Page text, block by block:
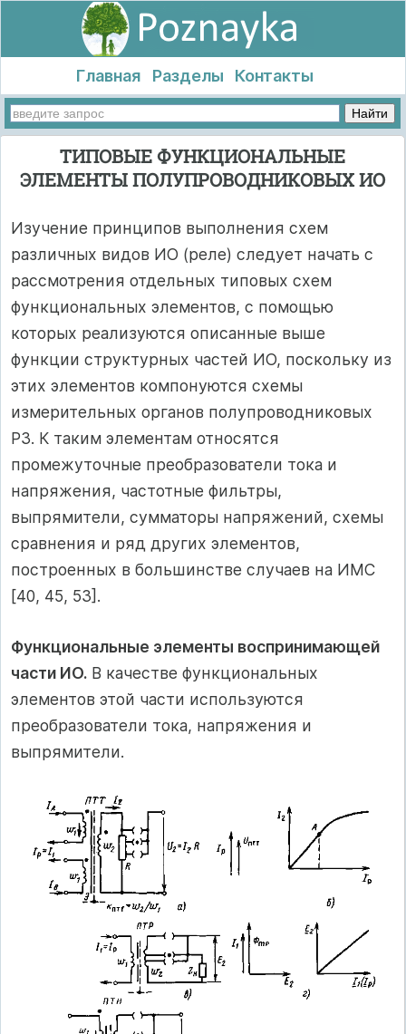
Главная Разделы Контакты
ТИПОВЫЕ ФУНКЦИОНАЛЬНЫЕ
ЭЛЕМЕНТЫ ПОЛУПРОВОДНИКОВЫХ ИО
Изучение принципов выполнения схем
различных видов ИО (реле) следует начать с
рассмотрения отдельных типовых схем
функциональных элементов, с помощью
которых реализуются описанные выше
функции структурных частей ИО, поскольку из
этих элементов компонуются схемы
измерительных органов полупроводниковых
РЗ. К таким элементам относятся
промежуточные преобразователи тока и
напряжения, частотные фильтры,
выпрямители, сумматоры напряжений, схемы
сравнения и ряд других элементов,
построенных в большинстве случаев на ИМС
[40, 45, 53].
Функциональные элементы воспринимающей
части ИО. В качестве функциональных
элементов этой части используются
преобразователи тока, напряжения и
выпрямители.